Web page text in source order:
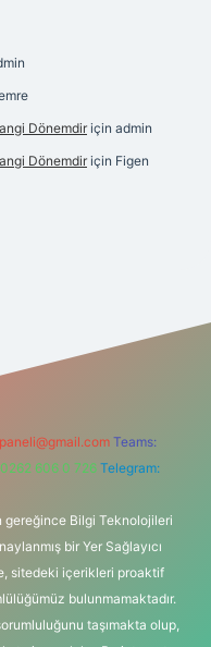
Dönemdiriçin admin
Dönemdiriçin Figen
Teams:
606 0 726 Telegram:
gereğince Bilgi Teknolojileri
bir Yer Sağlayıcı
sitedeki içerikleri proaktif
bulunmamaktadır.
taşımakta olup,